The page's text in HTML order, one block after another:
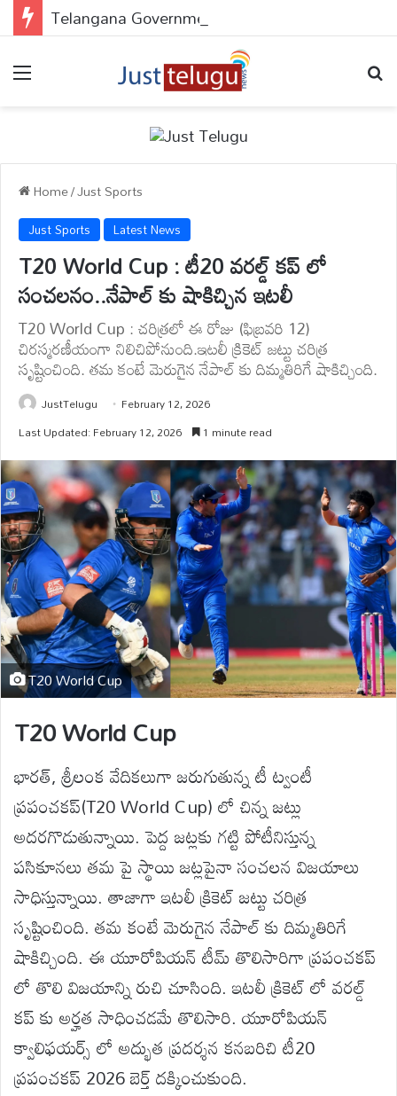
Home/Just Sports
Just Sports Latest News
T20 World Cup : టీ20 వరల్డ్ కప్ లో
సంచలనం..నేపాల్ కు షాకిచ్చిన ఇటలీ
T20 World Cup : చరిత్రలో ఈ రోజు (ఫిబ్రవరి 12)
చిరస్మరణీయంగా నిలిచిపోనుంది.ఇటలీ క్రికెట్ జట్టు చరిత్ర
సృష్టించింది. తమ కంటే మెరుగైన నేపాల్ కు దిమ్మతిరిగే షాకిచ్చింది.
JustTelugu
February 12, 2026
Last Updated: February 12, 2026
1 minute read
T20 World Cup
T20 World Cup
భారత్, శ్రీలంక వేదికలుగా జరుగుతున్న టీ ట్వంటీ
ప్రపంచకప్(T20 World Cup) లో చిన్న జట్లు
అదరగొడుతున్నాయి. పెద్ద జట్లకు గట్టి పోటీనిస్తున్న
పసికూనలు తమ పై స్థాయి జట్లపైనా సంచలన విజయాలు
సాధిస్తున్నాయి. తాజాగా ఇటలీ క్రికెట్ జట్టు చరిత్ర
సృష్టించింది. తమ కంటే మెరుగైన నేపాల్ కు దిమ్మతిరిగే
షాకిచ్చింది. ఈ యూరోపియన్ టీమ్ తొలిసారిగా ప్రపంచకప్
లో తొలి విజయాన్ని రుచి చూసింది. ఇటలీ క్రికెట్ లో వరల్డ్
కప్ కు అర్హత సాధించడమే తొలిసారి. యూరోపియన్‌
క్వాలిఫయర్స్‌ లో అద్భుత ప్రదర్శన కనబరిచి టీ20
ప్రపంచకప్‌ 2026 బెర్త్‌ దక్కించుకుంది.